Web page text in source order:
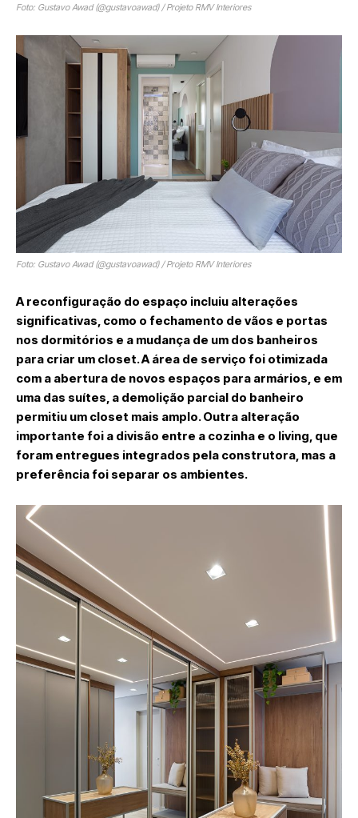
Foto: Gustavo Awad (@gustavoawad) / Projeto RMV Interiores
Foto: Gustavo Awad (@gustavoawad) / Projeto RMV Interiores
A reconfiguração do espaço incluiu alterações
significativas, como o fechamento de vãos e portas
nos dormitórios e a mudança de um dos banheiros
para criar um closet. A área de serviço foi otimizada
com a abertura de novos espaços para armários, e em
uma das suítes, a demolição parcial do banheiro
permitiu um closet mais amplo. Outra alteração
importante foi a divisão entre a cozinha e o living, que
foram entregues integrados pela construtora, mas a
preferência foi separar os ambientes.